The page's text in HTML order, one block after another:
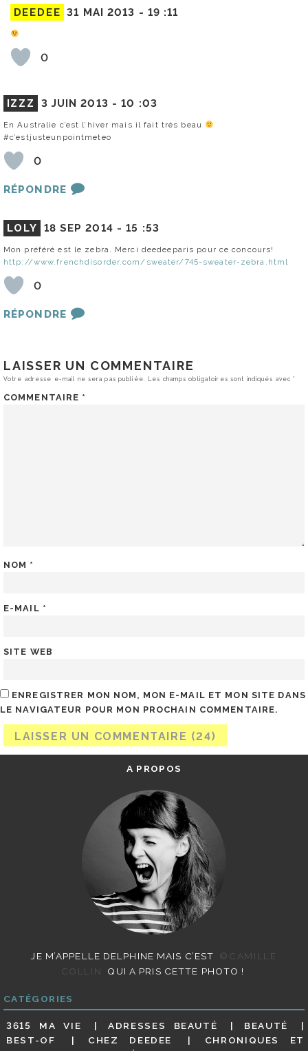
DEEDEE 31 MAI 2013 - 19 :11
0
IZZZ 3 JUIN 2013 -10 :03
En Australie c’est l’hiver mais il fait très beau
#c’estjusteunpointmeteo
0
RÉPONDRE
LOLY 18 SEP 2014 -15 :53
Mon préféré est le zebra. Merci deedeeparis pour ce concours!
http://www.frenchdisorder.com/sweater/745-sweater-zebra.html
0
RÉPONDRE
LAISSER UN COMMENTAIRE
Votre adresse e-mail ne sera pas publiée. Les champs obligatoires sont indiqués avec*
COMMENTAIRE *
NOM *
E-MAIL *
SITE WEB
ENREGISTRER MON NOM, MON E-MAIL ET MON SITE DANS
LE NAVIGATEUR POUR MON PROCHAIN COMMENTAIRE.
A PROPOS
JE M’APPELLE DELPHINE MAIS C’EST
©CAMILLE
COLLIN
QUI A PRIS CETTE PHOTO !
CATÉGORIES
3615 MA VIE ADRESSES BEAUTÉ
BEAUTÉ
BEST-OF
CHEZ DEEDEE
CHRONIQUES ET